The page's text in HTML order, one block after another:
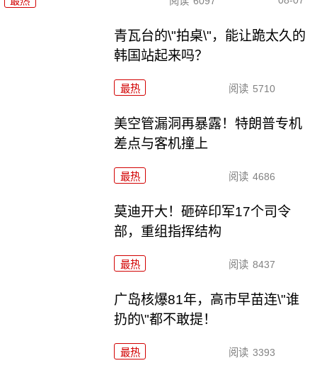
青瓦台的\"拍桌\"，能让跪太久的
韩国站起来吗？
最热 阅读 5710
美空管漏洞再暴露！特朗普专机
差点与客机撞上
最热 阅读 4686
莫迪开大！砸碎印军17个司令
部，重组指挥结构
最热 阅读 8437
广岛核爆81年，高市早苗连\"谁
扔的\"都不敢提！
最热 阅读 3393